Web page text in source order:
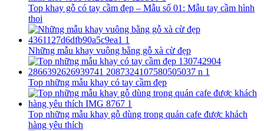
Top khay gỗ có tay cầm đẹp – Mẫu số 01: Mẫu tay cầm hình
thoi
Những mẫu khay vuông bằng gỗ xà cừ đẹp
Top những mẫu khay có tay cầm đẹp
Top những mẫu khay gỗ dùng trong quán cafe được khách
hàng yêu thích